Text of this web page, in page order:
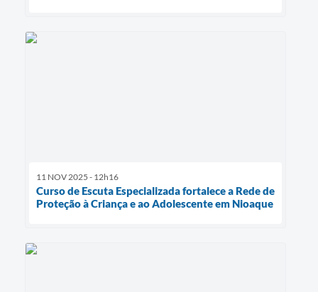
11 NOV 2025 - 12h16
Curso de Escuta Especializada fortalece a Rede de
Proteção à Criança e ao Adolescente em Nioaque